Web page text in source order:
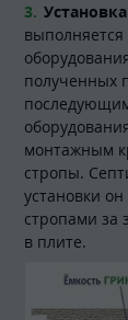
выполняется
полученных
монтажным
стропы.
установки
стропами за
в плите.